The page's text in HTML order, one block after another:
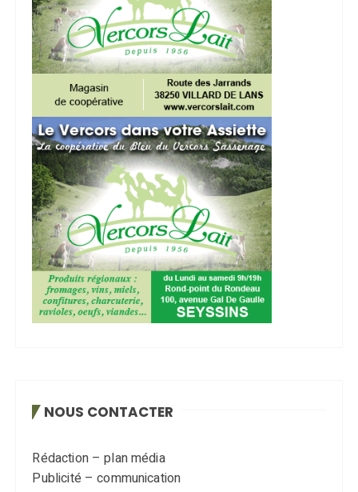
NOUS CONTACTER
Rédaction – plan média
Publicité – communication